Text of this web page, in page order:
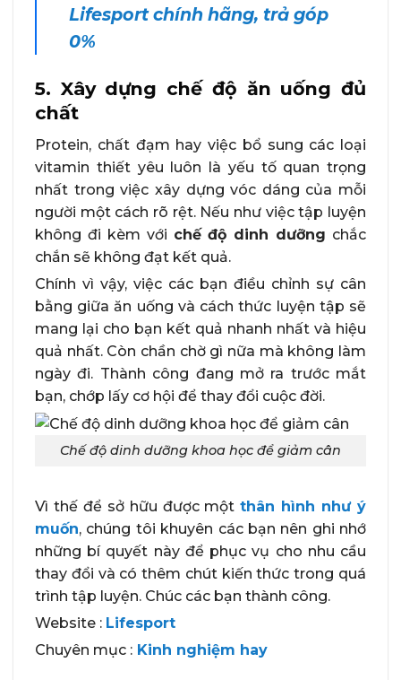
Lifesport chính hãng, trả góp
0%
5. Xây dựng chế độ ăn uống đủ
chất
Protein, chất đạm hay việc bổ sung các loại
vitamin thiết yêu luôn là yếu tố quan trọng
nhất trong việc xây dựng vóc dáng của mỗi
người một cách rõ rệt. Nếu như việc tập luyện
không đi kèm với chế độ dinh dưỡng chắc
chắn sẽ không đạt kết quả.
Chính vì vậy, việc các bạn điều chỉnh sự cân
bằng giữa ăn uống và cách thức luyện tập sẽ
mang lại cho bạn kết quả nhanh nhất và hiệu
quả nhất. Còn chần chờ gì nữa mà không làm
ngày đi. Thành công đang mở ra trước mắt
bạn, chớp lấy cơ hội để thay đổi cuộc đời.
Chế độ dinh dưỡng khoa học để giảm cân
Vì thế để sở hữu được mộtthân hình như ý
muốn, chúng tôi khuyên các bạn nên ghi nhớ
những bí quyết này để phục vụ cho nhu cầu
thay đổi và có thêm chút kiến thức trong quá
trình tập luyện. Chúc các bạn thành công.
Website : Lifesport
Chuyên mục : Kinh nghiệm hay